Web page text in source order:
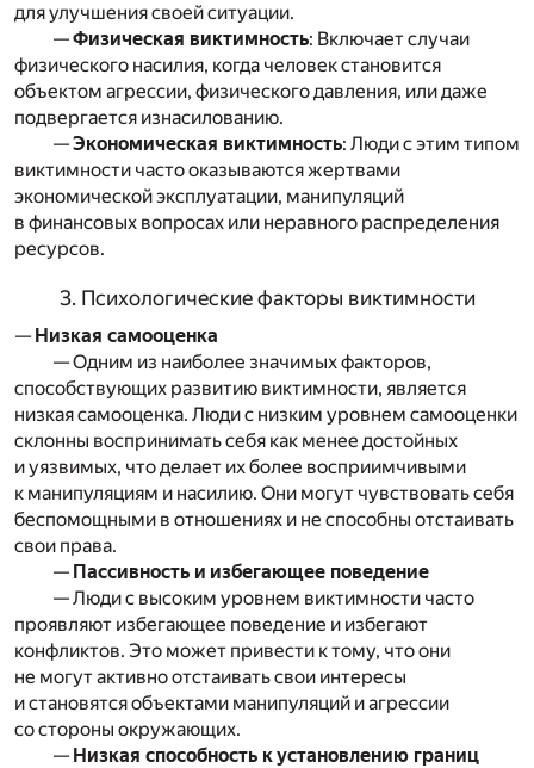
для улучшения своей ситуации.
—Физическая виктимность: Включает случаи
физического насилия, когда человек становится
объектом агрессии, физического давления, или даже
подвергается изнасилованию.
—Экономическая виктимность: Люди с этим типом
виктимности часто оказываются жертвами
экономической эксплуатации, манипуляций
в финансовых вопросах или неравного распределения
ресурсов.
3. Психологические факторы виктимности
— Низкая самооценка
— Одним из наиболее значимых факторов,
способствующих развитию виктимности, является
низкая самооценка. Люди с низким уровнем самооценки
склонны воспринимать себя как менее достойных
и уязвимых, что делает их более восприимчивыми
к манипуляциям и насилию. Они могут чувствовать себя
беспомощными в отношениях и не способны отстаивать
свои права.
— Пассивность и избегающее поведение
— Люди с высоким уровнем виктимности часто
проявляют избегающее поведение и избегают
конфликтов. Это может привести к тому, что они
не могут активно отстаивать свои интересы
и становятся объектами манипуляций и агрессии
со стороны окружающих.
— Низкая способность к установлению границ